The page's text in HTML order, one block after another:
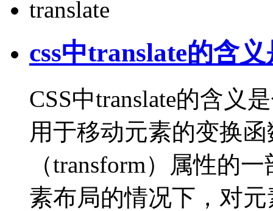
translate
css中translate的含
CSS中translate的含义
用于移动元素的变换
（transform）属性的
素布局的情况下，对